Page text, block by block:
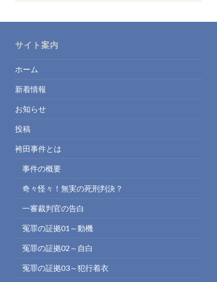
サイト案内
ホーム
新着情報
お知らせ
投稿
袴田事件とは
事件の概要
奇々怪々！無実の死刑判決？
一審裁判官の告白
冤罪の証拠01～動機
冤罪の証拠02～自白
冤罪の証拠03～犯行着衣